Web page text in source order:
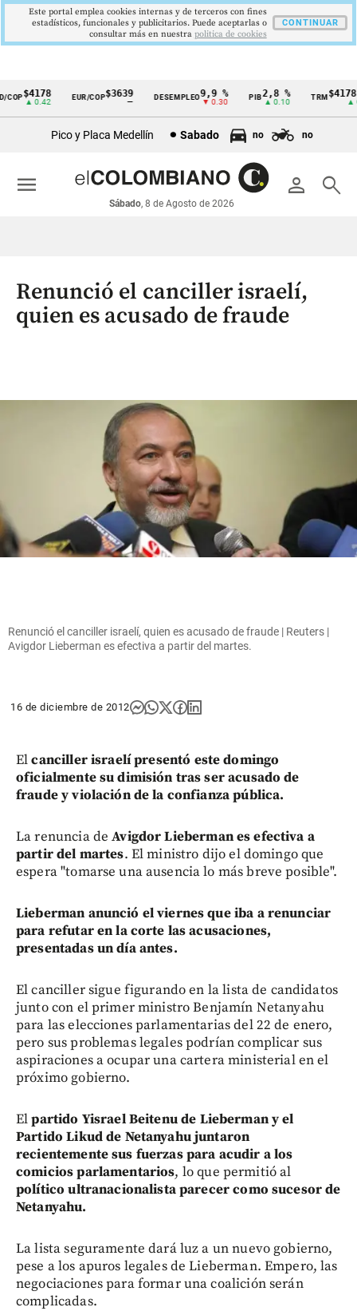
Cintillo
económicos
Colombia
$4178
▲ 0.42
EUR/COP$3639 DESEMPLEO 9,9 %
▼ 0.30
PIB2,8 %
▲ 0.10
TRM
▲
Pico y Placa Medellín Sabado no no
person search
Sábado, 8 de Agosto de 2026
menu
Renunció el canciller israelí,
quien es acusado de fraude
Renunció el canciller israelí, quien es acusado de fraude | Reuters |
Avigdor Lieberman es efectiva a partir del martes.
16 de diciembre de 2012
Elcanciller israelí presentó este domingo
oficialmente su dimisión tras ser acusado de
fraude y violación de la confianza pública.
La renuncia deAvigdor Lieberman es efectiva a
partir del martes. El ministro dijo el domingo que
espera "tomarse una ausencia lo más breve posible".
Lieberman anunció el viernes que iba a renunciar
para refutar en la corte las acusaciones,
presentadas un día antes.
El canciller sigue figurando en la lista de candidatos
junto con el primer ministro Benjamín Netanyahu
para las elecciones parlamentarias del 22 de enero,
pero sus problemas legales podrían complicar sus
aspiraciones a ocupar una cartera ministerial en el
próximo gobierno.
Elpartido Yisrael Beitenu de Lieberman y el
Partido Likud de Netanyahu juntaron
recientemente sus fuerzas para acudir a los
comicios parlamentarios, lo que permitió al
político ultranacionalista parecer como sucesor de
Netanyahu.
La lista seguramente dará luz a un nuevo gobierno,
pese a los apuros legales de Lieberman. Empero, las
negociaciones para formar una coalición serán
complicadas.
Este portal emplea cookies internas y de terceros con fines
estadísticos, funcionales y publicitarios. Puede aceptarlas o
consultar más en nuestra politica de cookies
CONTINUAR